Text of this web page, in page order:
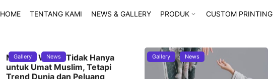
HOME TENTANG KAMI NEWS & GALLERY PRODUK CUSTOM PRINTING
Gallery News
Modest Wear : Tidak Hanya
untuk Umat Muslim, Tetapi
Trend Dunia dan Peluang
Gallery News